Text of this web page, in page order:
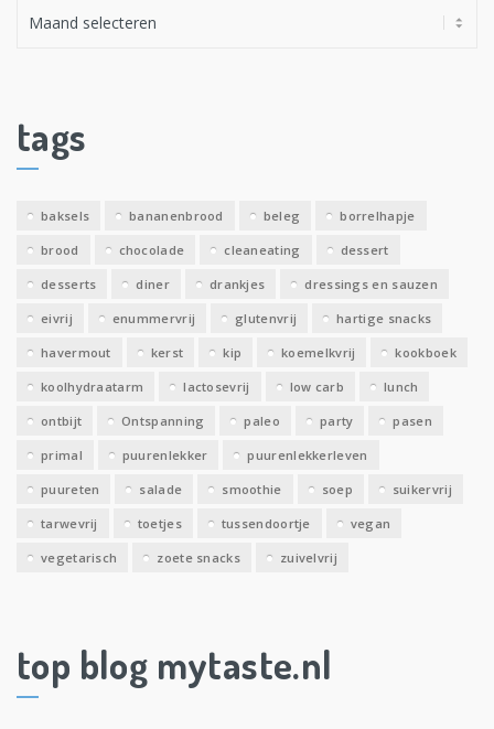
e
v
tags
baksels bananenbrood beleg borrelhapje
brood chocolade cleaneating dessert
desserts diner drankjes dressings en sauzen
eivrij enummervrij glutenvrij hartige snacks
havermout kerst kip koemelkvrij kookboek
koolhydraatarm lactosevrij low carb lunch
ontbijt Ontspanning paleo party pasen
primal puurenlekker puurenlekkerleven
puureten salade smoothie soep suikervrij
tarwevrij toetjes tussendoortje vegan
vegetarisch zoete snacks zuivelvrij
top blog mytaste.nl